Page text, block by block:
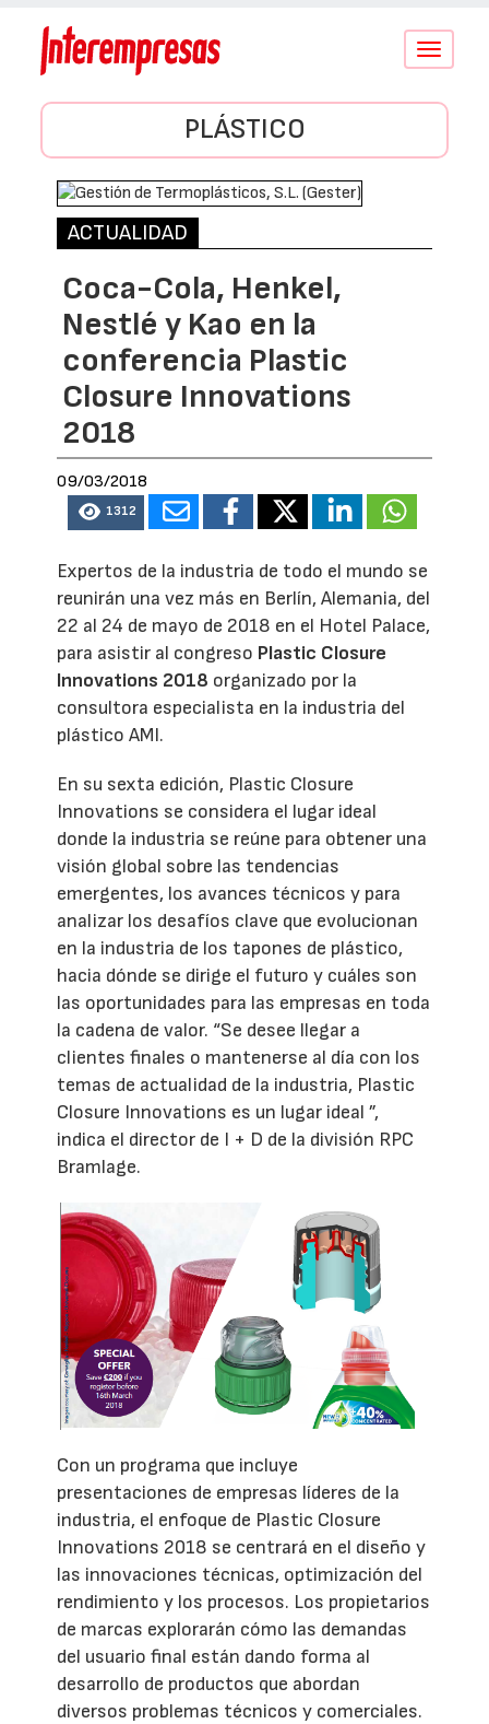
Conmutar
PLÁSTICO
ACTUALIDAD
Coca-Cola, Henkel,
Nestlé y Kao en la
conferencia Plastic
Closure Innovations
2018
09/03/2018
1312
Expertos de la industria de todo el mundo se
reunirán una vez más en Berlín, Alemania, del
22 al 24 de mayo de 2018 en el Hotel Palace,
para asistir al congreso Plastic Closure
Innovations 2018 organizado por la
consultora especialista en la industria del
plástico AMI.
En su sexta edición, Plastic Closure
Innovations se considera el lugar ideal
donde la industria se reúne para obtener una
visión global sobre las tendencias
emergentes, los avances técnicos y para
analizar los desafíos clave que evolucionan
en la industria de los tapones de plástico,
hacia dónde se dirige el futuro y cuáles son
las oportunidades para las empresas en toda
la cadena de valor. “Se desee llegar a
clientes finales o mantenerse al día con los
temas de actualidad de la industria, Plastic
Closure Innovations es un lugar ideal ”,
indica el director de I + D de la división RPC
Bramlage.
Con un programa que incluye
presentaciones de empresas líderes de la
industria, el enfoque de Plastic Closure
Innovations 2018 se centrará en el diseño y
las innovaciones técnicas, optimización del
rendimiento y los procesos. Los propietarios
de marcas explorarán cómo las demandas
del usuario final están dando forma al
desarrollo de productos que abordan
diversos problemas técnicos y comerciales.